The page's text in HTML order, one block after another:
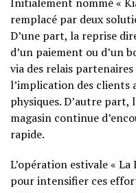
remplacé par deux
D’une part, la reprise
d’un paiement ou d’un
via des relais
l’implication des clients
physiques. D’autre
magasin continue
rapide.
L’opération estivale «
pour intensifier ces